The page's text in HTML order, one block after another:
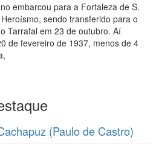
embarcou para a Fortaleza de S.
sendo transferido para o
Tarrafal em 23 de outubro. Aí
de fevereiro de 1937, menos de 4
(Paulo de Castro)